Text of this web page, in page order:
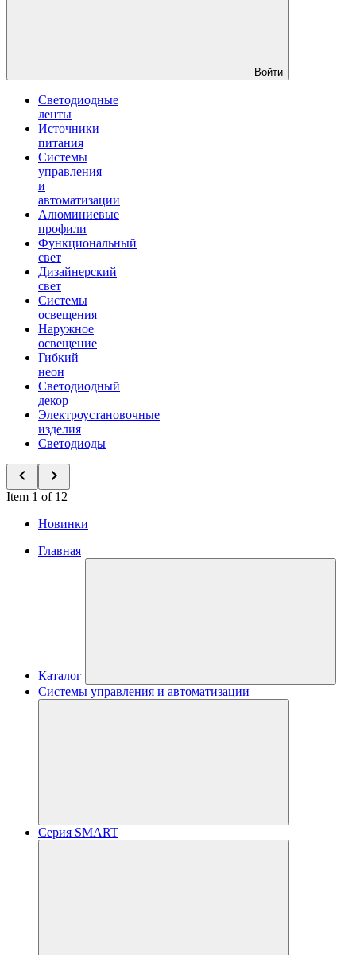
Войти
Светодиодные
ленты
Источники
питания
Системы
управления
и
автоматизации
Алюминиевые
профили
Функциональный
свет
Дизайнерский
свет
Системы
освещения
Наружное
освещение
Гибкий
неон
Светодиодный
декор
Электроустановочные
изделия
Светодиоды
Item 1 of 12
Новинки
Главная
Каталог
Системы управления и автоматизации
Серия SMART